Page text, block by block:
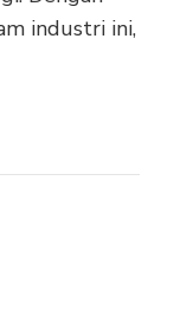
industri ini,